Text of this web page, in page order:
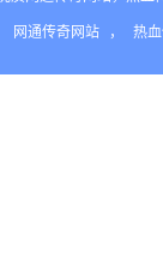
网通传奇网站 ， 热